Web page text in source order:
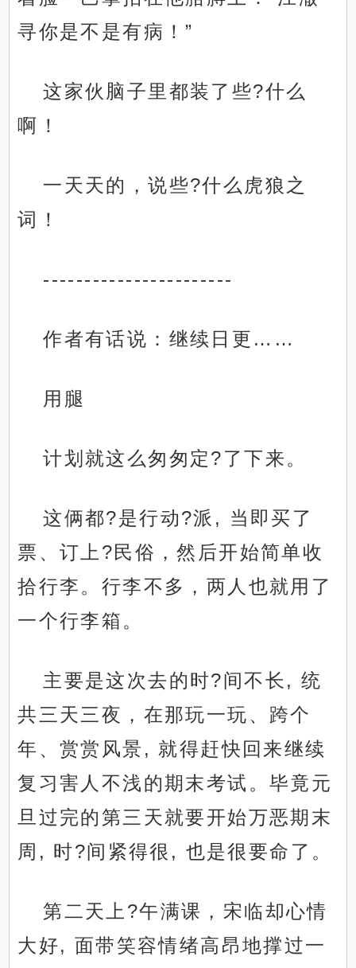
寻你是不是有病！”
这家伙脑子里都装了些?什么
啊！
一天天的，说些?什么虎狼之
词！
-----------------------
作者有话说：继续日更……
用腿
计划就这么匆匆定?了下来。
这俩都?是行动?派, 当即买了
票、订上?民俗，然后开始简单收
拾行李。行李不多，两人也就用了
一个行李箱。
主要是这次去的时?间不长, 统
共三天三夜，在那玩一玩、跨个
年、赏赏风景, 就得赶快回来继续
复习害人不浅的期末考试。毕竟元
旦过完的第三天就要开始万恶期末
周, 时?间紧得很, 也是很要命了。
第二天上?午满课，宋临却心情
大好, 面带笑容情绪高昂地撑过一